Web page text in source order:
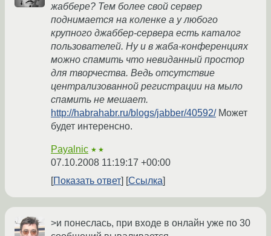
жаббере? Тем более свой сервер
поднимается на коленке а у любого
крупного джаббер-сервера есть каталог
пользователей. Ну и в жаба-конференциях
можно спамить что невиданный простор
для творчества. Ведь отсутствие
централизованной регистрации на мыло
спамить не мешает.
http://habrahabr.ru/blogs/jabber/40592/Может
будет интеренсно.
Payalnic ★★
07.10.2008 11:19:17 +00:00
Показать ответ
Ссылка
>и понеслась, при входе в онлайн уже по 30